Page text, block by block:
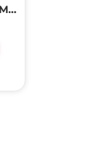
MEZZE PENNE AL POMODORO 350g